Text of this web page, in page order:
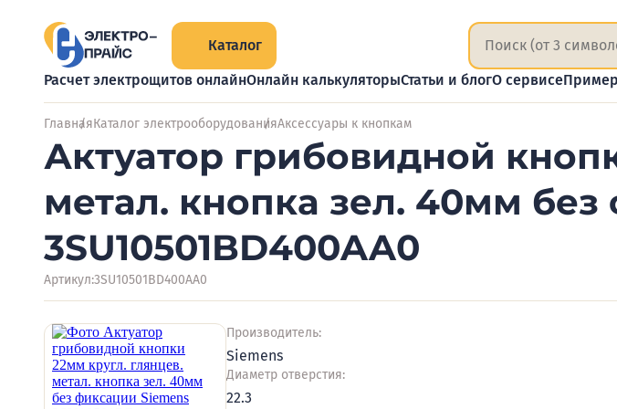
Каталог
Расчет электрощитов онлайнОнлайн калькуляторыСтатьи и блогО сервисе
ГлавнаяКаталог электрооборудованияАксессуары к кнопкам
Актуатор грибовидной
метал. кнопка зел. 40мм
3SU10501BD400AA0
Артикул:3SU10501BD400AA0
Производитель:
Siemens
Диаметр отверстия:
22.3